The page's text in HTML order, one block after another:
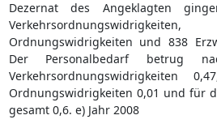
Dezernat des Angeklagten
Ordnungswidrigkeiten und 838
Der Personalbedarf betrug
Verkehrsordnungswidrigkeiten
Ordnungswidrigkeiten 0,01 und für
gesamt 0,6. e) Jahr 2008